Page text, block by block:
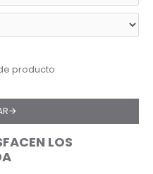
producto
LOS